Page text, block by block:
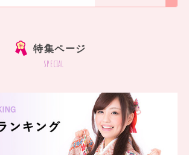
特集ページ
special